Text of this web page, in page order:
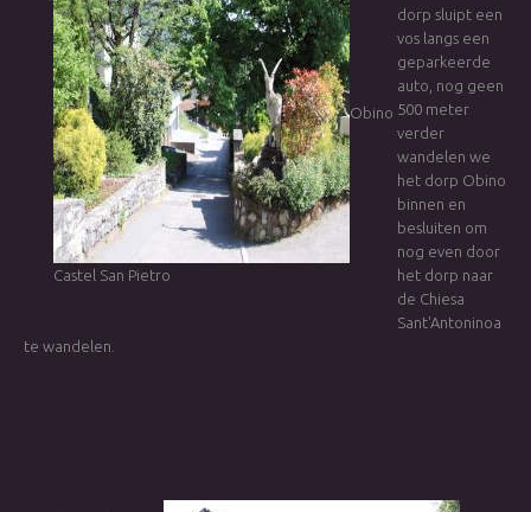
Obino
Castel San Pietro
dorp sluipt een
vos langs een
geparkeerde
auto, nog geen
500 meter
verder
wandelen we
het dorp Obino
binnen en
besluiten om
nog even door
het dorp naar
de Chiesa
Sant'Antoninoa
te wandelen.